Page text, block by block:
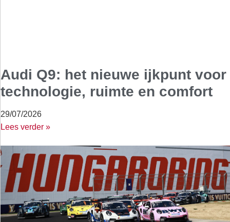
Audi Q9: het nieuwe ijkpunt voor
technologie, ruimte en comfort
29/07/2026
Lees verder »